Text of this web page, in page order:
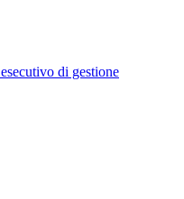
di gestione